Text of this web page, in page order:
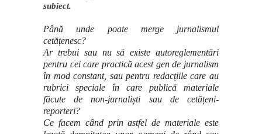
subiect.
Până unde poate merge jurnalismul
cetățenesc?
Ar trebui sau nu să existe autoreglementări
pentru cei care practică acest gen de jurnalism
în mod constant, sau pentru redacțiile care au
rubrici speciale în care publică materiale
făcute de non-jurnaliști sau de cetățeni-
reporteri?
Ce facem când prin astfel de materiale este